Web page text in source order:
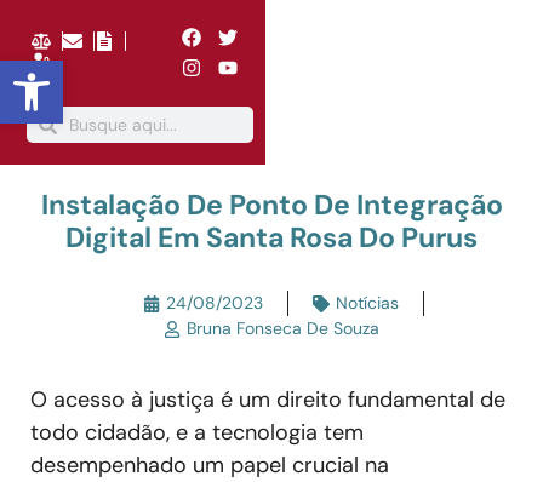
Abrir a barra de ferramentas
Instalação De Ponto De Integração
Digital Em Santa Rosa Do Purus
24/08/2023
Notícias
Bruna Fonseca De Souza
O acesso à justiça é um direito fundamental de
todo cidadão, e a tecnologia tem
desempenhado um papel crucial na